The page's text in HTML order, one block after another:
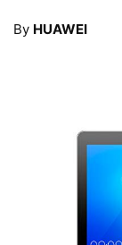
By HUAWEI